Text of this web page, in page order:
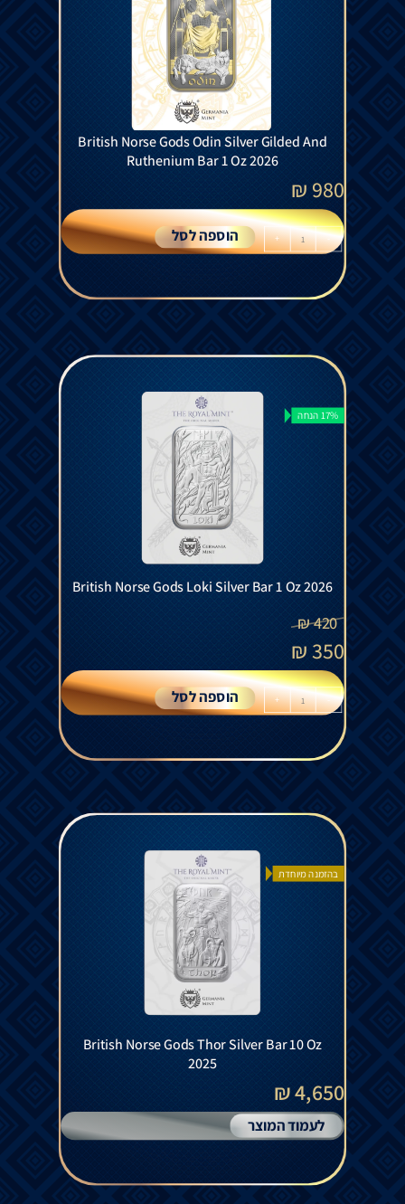
British Norse Gods Odin Silver Gilded And
Ruthenium Bar 1 Oz 2026
980
₪
-
+ הוספה לסל
17% הנחה
British Norse Gods Loki Silver Bar 1 Oz 2026
420
₪
350
₪
-
+ הוספה לסל
בהזמנה מיוחדת
British Norse Gods Thor Silver Bar 10 Oz
2025
4,650 ₪
לעמוד המוצר